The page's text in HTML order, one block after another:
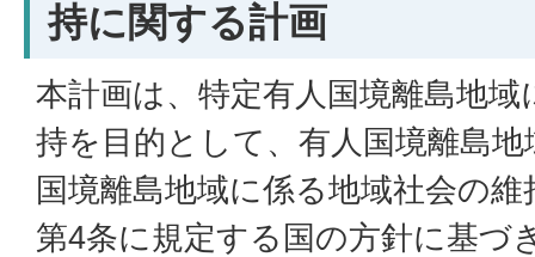
持に関する計画
本計画は、特定有人国境離島地
持を目的として、有人国境離島
国境離島地域に係る地域社会の
第4条に規定する国の方針に基づ